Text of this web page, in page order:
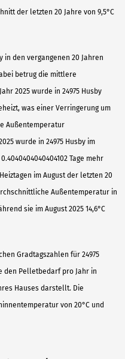
der letzten 20 Jahre von 9,5°C
in den vergangenen 20 Jahren
betrug die mittlere
2025 wurde in 24975 Husby
was einer Verringerung um
Außentemperatur
wurde in 24975 Husby im
Tage mehr
im August der letzten 20
Außentemperatur in
sie im August 2025 14,6°C
Gradtagszahlen für 24975
den Pelletbedarf pro Jahr in
Hauses darstellt. Die
von 20°C und